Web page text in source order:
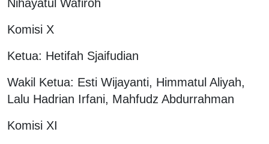
Nihayatul Wafiroh
Komisi X
Ketua: Hetifah Sjaifudian
Wakil Ketua: Esti Wijayanti, Himmatul Aliyah,
Lalu Hadrian Irfani, Mahfudz Abdurrahman
Komisi XI